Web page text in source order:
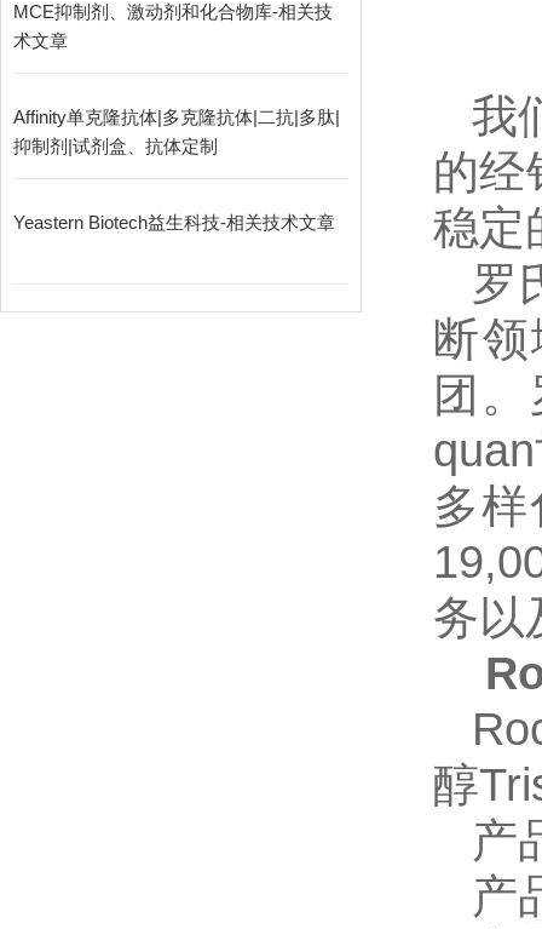
MCE抑制剂、激动剂和化合物库-相关技
术文章
Affinity单克隆抗体|多克隆抗体|二抗|多肽|
抑制剂|试剂盒、抗体定制
Yeastern Biotech益生科技-相关技术文章
我
的经
稳定
罗
断
团
多
务以
醇
产
产